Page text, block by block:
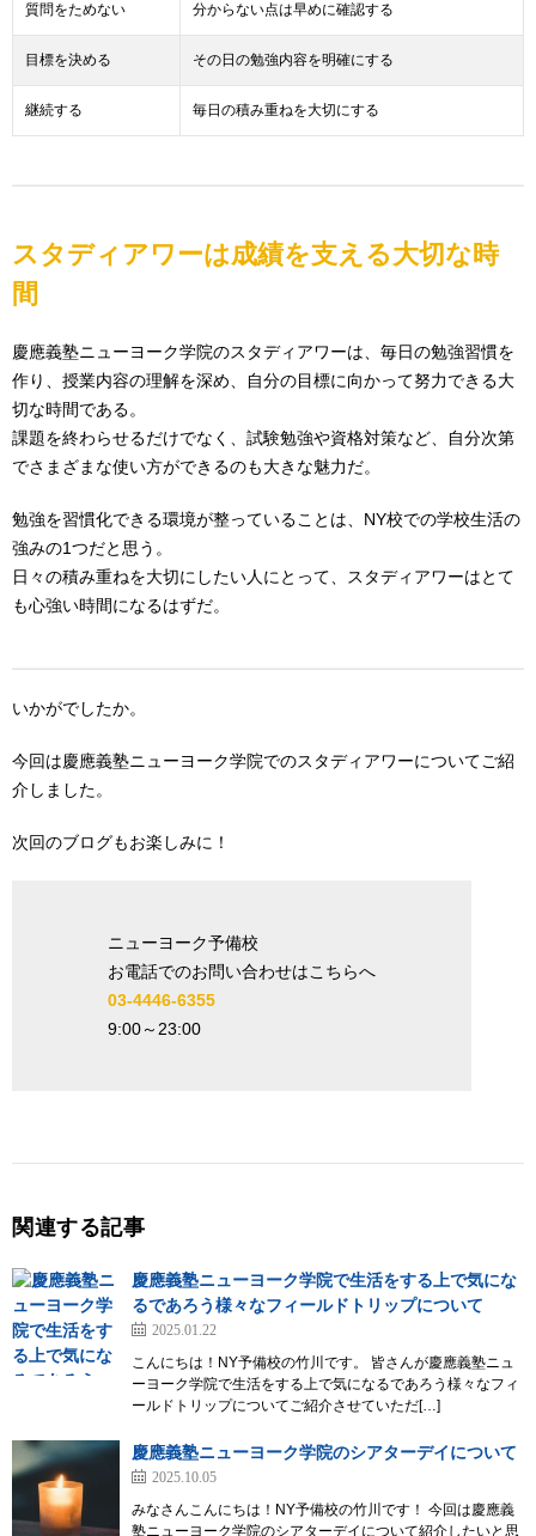
質問をためない 分からない点は早めに確認する
目標を決める その日の勉強内容を明確にする
継続する 毎日の積み重ねを大切にする
スタディアワーは成績を支える大切な時
間
慶應義塾ニューヨーク学院のスタディアワーは、毎日の勉強習慣を
作り、授業内容の理解を深め、自分の目標に向かって努力できる大
切な時間である。
課題を終わらせるだけでなく、試験勉強や資格対策など、自分次第
でさまざまな使い方ができるのも大きな魅力だ。
勉強を習慣化できる環境が整っていることは、NY校での学校生活の
強みの1つだと思う。
日々の積み重ねを大切にしたい人にとって、スタディアワーはとて
も心強い時間になるはずだ。
いかがでしたか。
今回は慶應義塾ニューヨーク学院でのスタディアワーについてご紹
介しました。
次回のブログもお楽しみに！
ニューヨーク予備校
お電話でのお問い合わせはこちらへ
03-4446-6355
9:00～ 23:00
関連する記事
慶應義塾ニューヨーク学院で生活をする上で気にな
るであろう様々なフィールドトリップについて
2025.01.22
こんにちは！NY予備校の竹川です。 皆さんが慶應義塾ニュ
ーヨーク学院で生活をする上で気になるであろう様々なフィ
ールドトリップについてご紹介させていただ[…]
慶應義塾ニューヨーク学院のシアターデイについて
2025.10.05
みなさんこんにちは！NY予備校の竹川です！ 今回は慶應義
塾ニューヨーク学院のシアターデイについて紹介したいと思